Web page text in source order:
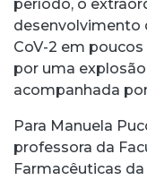
período, o
desenvolvimento
CoV-2 em
por uma
acompanhada
Para Manuela
professora da
Farmacêuticas